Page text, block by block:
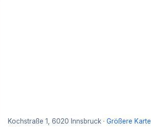
Kochstraße 1, 6020 Innsbruck · Größere Karte